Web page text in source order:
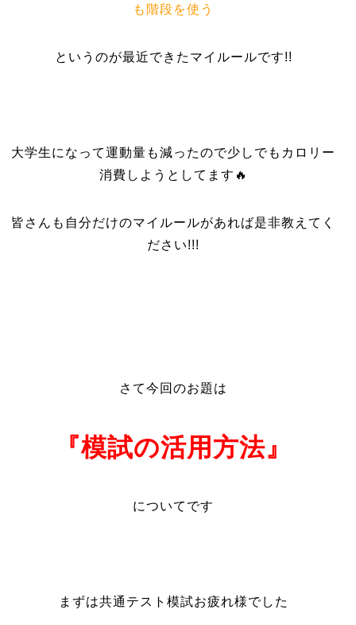
も階段を使う
というのが最近できたマイルールです!!
大学生になって運動量も減ったので少しでもカロリー
消費しようとしてます🔥
皆さんも自分だけのマイルールがあれば是非教えてく
ださい!!!
さて今回のお題は
『模試の活用方法』
についてです
まずは共通テスト模試お疲れ様でした